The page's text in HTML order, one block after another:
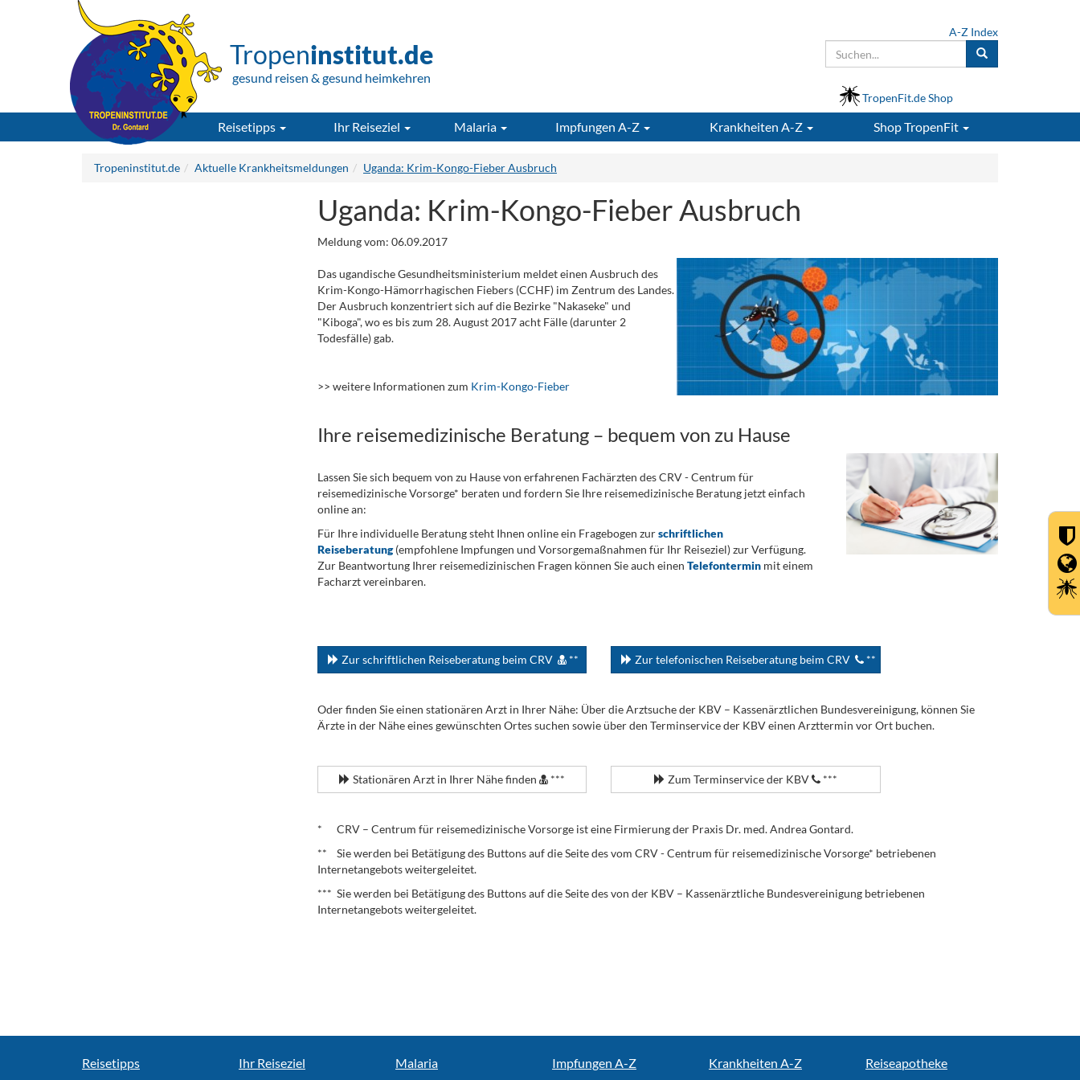
Tropeninstitut.de
gesund reisen & gesund heimkehren
A-Z Index
TropenFit.de Shop
Reisetipps Ihr Reiseziel Malaria Impfungen A-Z Krankheiten A-Z ShopTropenFit
Tropeninstitut.de Aktuelle Krankheitsmeldungen Uganda: Krim-Kongo-Fieber Ausbruch
Uganda: Krim-Kongo-Fieber Ausbruch
Meldung vom: 06.09.2017
Das ugandische Gesundheitsministerium meldet einen Ausbruch des
Krim-Kongo-Hämorrhagischen Fiebers (CCHF) im Zentrum des Landes.
Der Ausbruch konzentriert sich auf die Bezirke "Nakaseke" und
"Kiboga", wo es bis zum 28. August 2017 acht Fälle (darunter 2
Todesfälle) gab.
>> weitere Informationen zum Krim-Kongo-Fieber
Ihre reisemedizinische Beratung – bequem von zu Hause
Lassen Sie sich bequem von zu Hause von erfahrenen Fachärzten des CRV - Centrum für
reisemedizinische Vorsorge* beraten und fordern Sie Ihre reisemedizinische Beratung jetzt einfach
online an:
Für Ihre individuelle Beratung steht Ihnen online ein Fragebogen zurschriftlichen
Reiseberatung(empfohlene Impfungen und Vorsorgemaßnahmen für Ihr Reiseziel) zur Verfügung.
Zur Beantwortung Ihrer reisemedizinischen Fragen können Sie auch einen Telefonterminmit einem
Facharzt vereinbaren.
Zur schriftlichen Reiseberatung beim CRV ** Zur telefonischen Reiseberatung beim CRV **
Oder finden Sie einen stationären Arzt in Ihrer Nähe: Über die Arztsuche der KBV – Kassenärztlichen Bundesvereinigung, können Sie
Ärzte in der Nähe eines gewünschten Ortes suchen sowie über den Terminservice der KBV einen Arzttermin vor Ort buchen.
Stationären Arzt in Ihrer Nähe finden *** Zum Terminservice der KBV ***
* CRV – Centrum für reisemedizinische Vorsorge ist eine Firmierung der Praxis Dr. med. Andrea Gontard.
** Sie werden bei Betätigung des Buttons auf die Seite des vom CRV - Centrum für reisemedizinische Vorsorge* betriebenen
Internetangebots weitergeleitet.
*** Sie werden bei Betätigung des Buttons auf die Seite des von der KBV – Kassenärztliche Bundesvereinigung betriebenen
Internetangebots weitergeleitet.
Reisetipps Ihr Reiseziel Malaria Impfungen A-Z Krankheiten A-Z Reiseapotheke